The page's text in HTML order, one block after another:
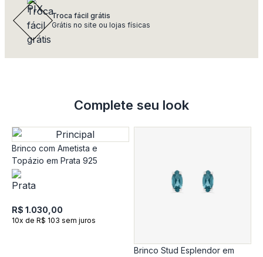
Troca fácil grátis
Grátis no site ou lojas físicas
Complete seu look
Brinco com Ametista e
Topázio em Prata 925
R$ 1.030,00
10x de R$ 103 sem juros
Brinco Stud Esplendor em